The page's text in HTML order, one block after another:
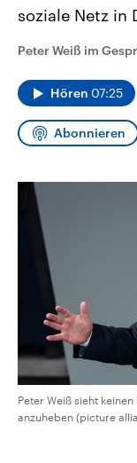
und Hintergründe
Wahl.
Sendungen
soziale Netz in
Peter Weiß im
Hören 07:25
Abonnieren
Peter Weiß sieht
anzuheben (picture